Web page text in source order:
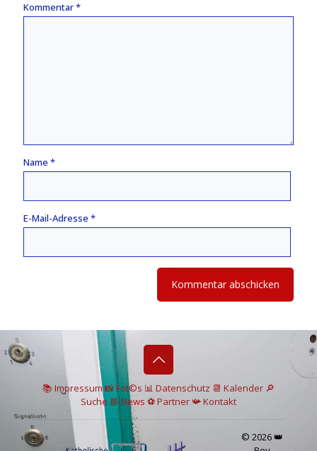
Kommentar*
Name *
E-Mail-Adresse *
📚 Impressum📸Fot©s 📊 Datenschutz 📆 Kalender 🔎
Suche 📘 News ⚽Partner📯Kontakt
© 2026 👑